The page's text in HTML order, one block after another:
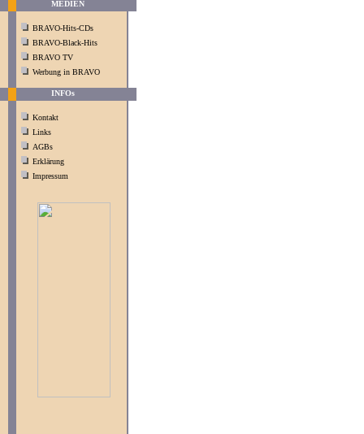
MEDIEN
BRAVO-Hits-CDs
BRAVO-Black-Hits
BRAVO TV
Werbung in BRAVO
INFOs
Kontakt
Links
AGBs
Erklärung
Impressum